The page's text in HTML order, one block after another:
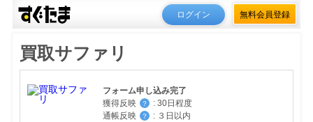
ログイン 無料会員登録
買取サファリ
フォーム申し込み完了
獲得反映
？ : 30日程度
通帳反映
？ : ３日以内